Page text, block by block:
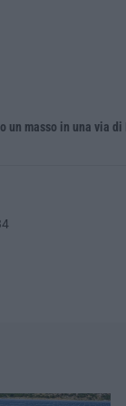
un masso in una via